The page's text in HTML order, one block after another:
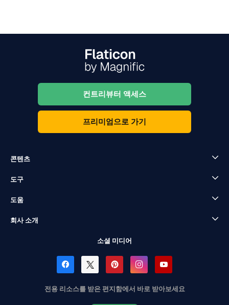
컨트리뷰터 액세스
프리미엄으로 가기
콘텐츠
도구
도움
회사 소개
소셜 미디어
전용 리소스를 받은 편지함에서 바로 받아보세요